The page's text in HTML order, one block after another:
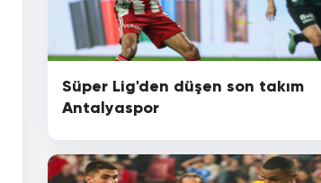
Süper Lig'den düşen son takım
Antalyaspor